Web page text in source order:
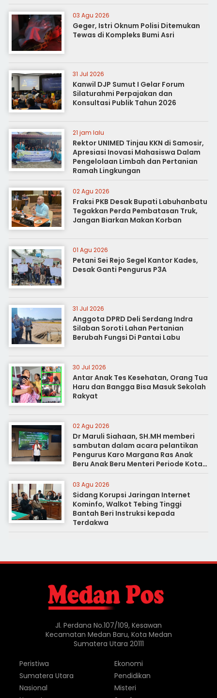
03 Agu 2026
Geger, Istri Oknum Polisi Ditemukan
Tewas di Kompleks Bumi Asri
31 Jul 2026
Kanwil DJP Sumut I Gelar Forum
Silaturahmi Perpajakan dan
Konsultasi Publik Tahun 2026
21 jam lalu
Rektor UNIMED Tinjau KKN di Samosir,
Apresiasi Inovasi Mahasiswa Dalam
Pengelolaan Limbah dan Pertanian
Ramah Lingkungan
02 Agu 2026
Fraksi PKB Desak Bupati Labuhanbatu
Tegakkan Perda Pembatasan Truk,
Jangan Biarkan Makan Korban
01 Agu 2026
Petani Sei Rejo Segel Kantor Kades,
Desak Ganti Pengurus P3A
31 Jul 2026
Anggota DPRD Deli Serdang Indra
Silaban Soroti Lahan Pertanian
Berubah Fungsi Di Pantai Labu
30 Jul 2026
Antar Anak Tes Kesehatan, Orang Tua
Haru dan Bangga Bisa Masuk Sekolah
Rakyat
02 Agu 2026
Dr Maruli Siahaan, SH.MH memberi
sambutan dalam acara pelantikan
Pengurus Karo Margana Ras Anak
Beru Anak Beru Menteri Periode Kota
Medan
03 Agu 2026
Sidang Korupsi Jaringan Internet
Kominfo, Walkot Tebing Tinggi
Bantah Beri Instruksi kepada
Terdakwa
Jl. Perdana No.107/109, Kesawan
Kecamatan Medan Baru, Kota Medan
Sumatera Utara 20111
Peristiwa
Sumatera Utara
Nasional
Ekonomi
Pendidikan
Misteri